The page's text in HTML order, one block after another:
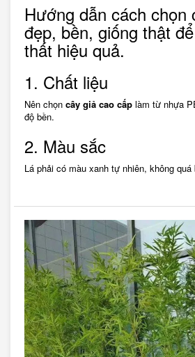
Hướng dẫn cách chọn
đẹp, bền, giống thật
thất hiệu quả.
1. Chất liệu
Nên chọn cây giả cao cấp làm từ nhựa
độ bền.
2. Màu sắc
Lá phải có màu xanh tự nhiên, không quá